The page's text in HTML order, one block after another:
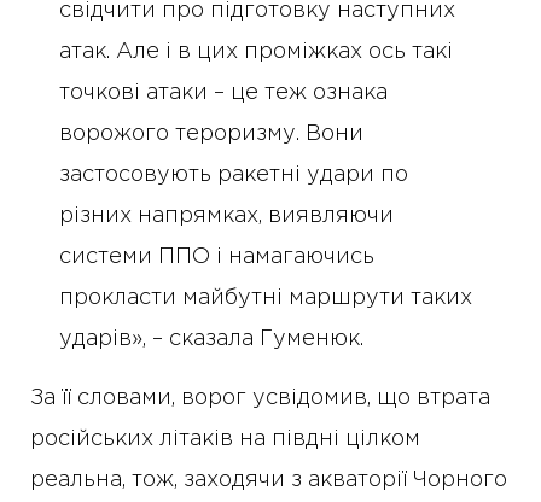
свідчити про підготовку наступних
атак. Але і в цих проміжках ось такі
точкові атаки – це теж ознака
ворожого тероризму. Вони
застосовують ракетні удари по
різних напрямках, виявляючи
системи ППО і намагаючись
прокласти майбутні маршрути таких
ударів», – сказала Гуменюк.
За її словами, ворог усвідомив, що втрата
російських літаків на півдні цілком
реальна, тож, заходячи з акваторії Чорного